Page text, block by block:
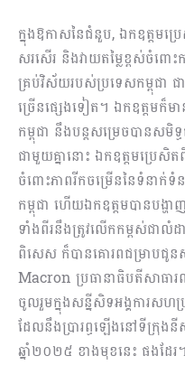
ក្នុងឱកាសនៃជំនួប, ឯកឧត្តមប្
សរសើរ និងវាយតម្លៃខ្ពស់ចំពោ
គ្រប់វិស័យរបស់ប្រទេសកម្ពុជា
ច្រើនផ្សេងទៀត។ ឯកឧត្តមក៏ម
កម្ពុជា នឹងបន្តសម្រេចបានសមិ
ជាមួយគ្នានោះ ឯកឧត្តមប្រេសិ
ចំពោះភាពរីកចម្រើននៃទំនាក់ទំ
កម្ពុជា ហើយឯកឧត្តមបានបង្ហ
ទាំងពីរ​នឹងត្រូវ​លេីកកម្ពស់ជាលំ
ពិសេស ក៏បាន​គោរព​ជម្រាប​ជូន​
Macron ប្រធានាធិបតីសាធារ
ចូលរួមក្នុងសន្នីសិទអង្គការស
ដែលនឹងប្រារព្ធឡេីងនៅទីក្រុងនី
ឆ្នាំ២០២៥​ ខាងមុខនេះ​ ផងដែរ។